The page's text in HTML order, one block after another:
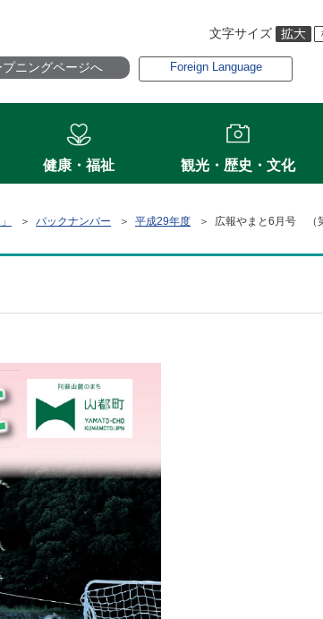
文字サイズ
プニングページへ Foreign Language
健康・福祉 観光・歴史・文化
＞ バックナンバー ＞ 平成29年度 ＞ 広報やまと6月号 （